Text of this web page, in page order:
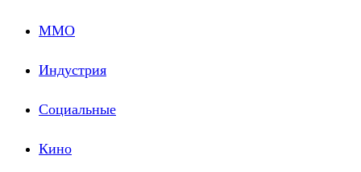
ММО
Индустрия
Социальные
Кино